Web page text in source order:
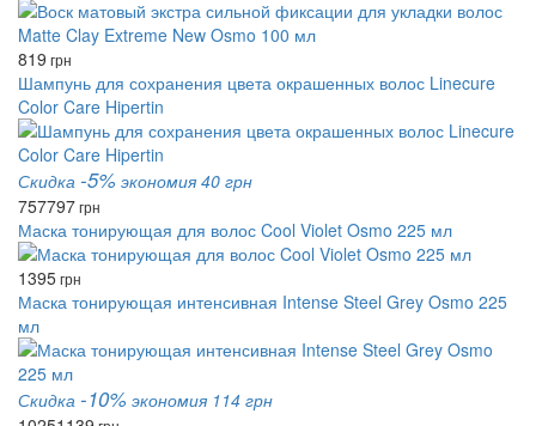
819 грн
Шампунь для сохранения цвета окрашенных волос Linecure
Color Care Hipertin
Скидка -5% экономия 40 грн
757797грн
Маска тонирующая для волос Cool Violet Osmo 225 мл
1395грн
Маска тонирующая интенсивная Intense Steel Grey Osmo 225
мл
Скидка -10% экономия 114 грн